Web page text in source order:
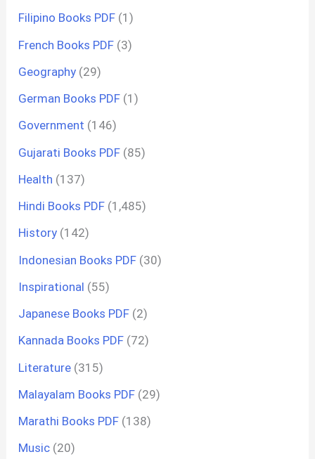
Filipino Books PDF (1)
French Books PDF (3)
Geography (29)
German Books PDF (1)
Government (146)
Gujarati Books PDF (85)
Health (137)
Hindi Books PDF (1,485)
History (142)
Indonesian Books PDF (30)
Inspirational (55)
Japanese Books PDF (2)
Kannada Books PDF (72)
Literature (315)
Malayalam Books PDF (29)
Marathi Books PDF (138)
Music (20)